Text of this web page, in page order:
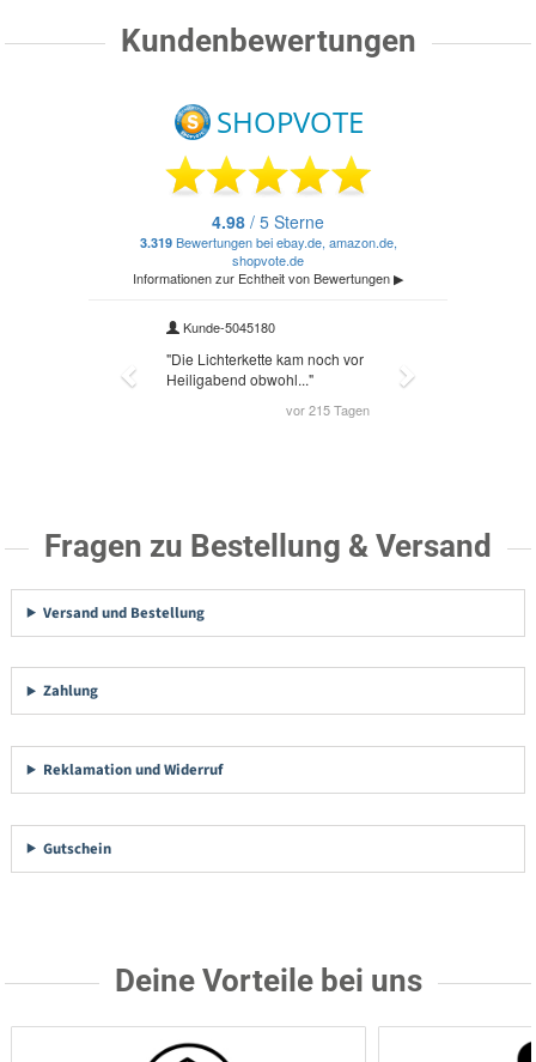
Kundenbewertungen
Fragen zu Bestellung & Versand
Versand und Bestellung
Zahlung
Reklamation und Widerruf
Gutschein
Deine Vorteile bei uns